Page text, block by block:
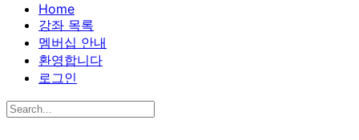
Home
강좌 목록
멤버십 안내
환영합니다
로그인
Search